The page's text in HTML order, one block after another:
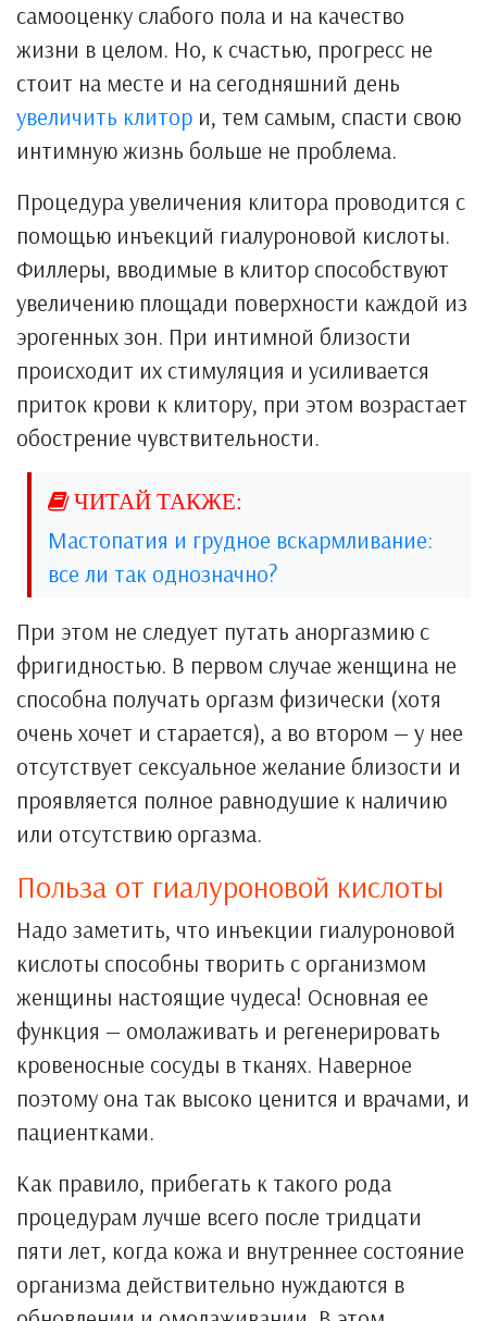
самооценку слабого пола и на качество
жизни в целом. Но, к счастью, прогресс не
стоит на месте и на сегодняшний день
увеличить клитор и, тем самым, спасти свою
интимную жизнь больше не проблема.
Процедура увеличения клитора проводится с
помощью инъекций гиалуроновой кислоты.
Филлеры, вводимые в клитор способствуют
увеличению площади поверхности каждой из
эрогенных зон. При интимной близости
происходит их стимуляция и усиливается
приток крови к клитору, при этом возрастает
обострение чувствительности.
Мастопатия и грудное вскармливание:
все ли так однозначно?
При этом не следует путать аноргазмию с
фригидностью. В первом случае женщина не
способна получать оргазм физически (хотя
очень хочет и старается), а во втором — у нее
отсутствует сексуальное желание близости и
проявляется полное равнодушие к наличию
или отсутствию оргазма.
Польза от гиалуроновой кислоты
Надо заметить, что инъекции гиалуроновой
кислоты способны творить с организмом
женщины настоящие чудеса! Основная ее
функция — омолаживать и регенерировать
кровеносные сосуды в тканях. Наверное
поэтому она так высоко ценится и врачами, и
пациентками.
Как правило, прибегать к такого рода
процедурам лучше всего после тридцати
пяти лет, когда кожа и внутреннее состояние
организма действительно нуждаются в